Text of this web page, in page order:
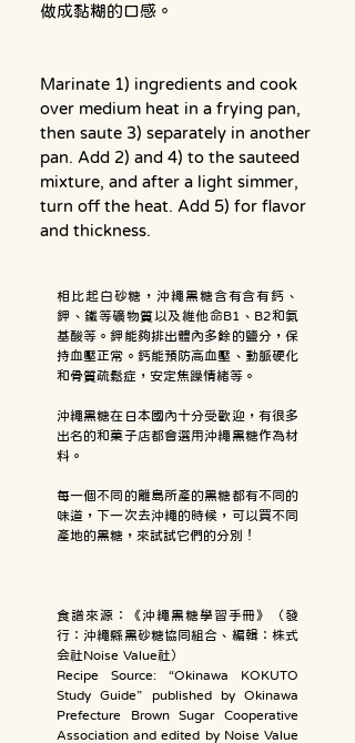
做成黏糊的口感。
Marinate 1) ingredients and cook
over medium heat in a frying pan,
then saute 3) separately in another
pan. Add 2) and 4) to the sauteed
mixture, and after a light simmer,
turn off the heat. Add 5) for flavor
and thickness.
相比起白砂糖，沖繩黑糖含有含有鈣、
鉀、鐵等礦物質以及維他命B1、B2和氨
基酸等。鉀能夠排出體內多餘的鹽分，保
持血壓正常。鈣能預防高血壓、動脈硬化
和骨質疏鬆症，安定焦躁情緒等。
沖繩黑糖在日本國內十分受歡迎，有很多
出名的和菓子店都會選用沖繩黑糖作為材
料。
每一個不同的離島所產的黑糖都有不同的
味道，下一次去沖繩的時候，可以買不同
產地的黑糖，來試試它們的分別！
食譜來源：《沖繩黑糖學習手冊》（發
行：沖繩縣黑砂糖協同組合、編輯：株式
会社Noise Value社）
Recipe Source: “Okinawa KOKUTO
Study Guide” published by Okinawa
Prefecture Brown Sugar Cooperative
Association and edited by Noise Value